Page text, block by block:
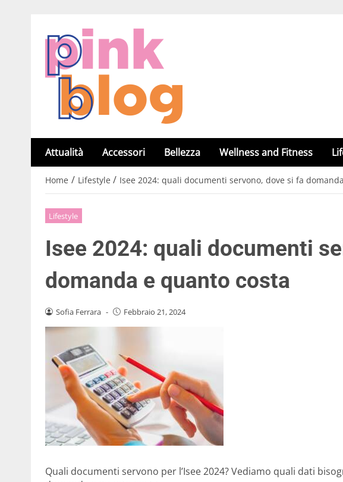
Attualità Accessori Bellezza Wellness and Fitness
Home / Lifestyle / Isee 2024: quali documenti servono, dove si fa
Lifestyle
Isee 2024: quali documenti
domanda e quanto costa
Sofia Ferrara - Febbraio 21, 2024
Quali documenti servono per l’Isee 2024? Vediamo quali dati